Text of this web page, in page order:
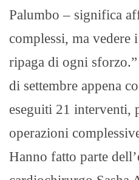
Palumbo – significa
complessi, ma vedere
ripaga di ogni
di settembre appena
eseguiti 21 interventi,
operazioni
Hanno fatto parte